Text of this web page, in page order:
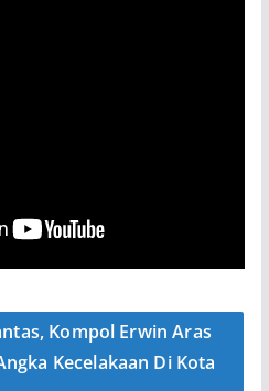
Kompol Erwin Aras
Kecelakaan Di Kota